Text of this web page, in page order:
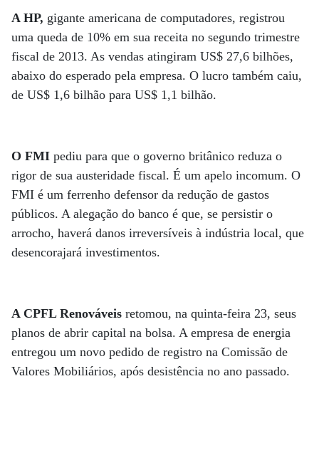
A HP, gigante americana de computadores, registrou
uma queda de 10% em sua receita no segundo trimestre
fiscal de 2013. As vendas atingiram US$ 27,6 bilhões,
abaixo do esperado pela empresa. O lucro também caiu,
de US$ 1,6 bilhão para US$ 1,1 bilhão.
O FMI pediu para que o governo britânico reduza o
rigor de sua austeridade fiscal. É um apelo incomum. O
FMI é um ferrenho defensor da redução de gastos
públicos. A alegação do banco é que, se persistir o
arrocho, haverá danos irreversíveis à indústria local, que
desencorajará investimentos.
A CPFL Renováveis retomou, na quinta-feira 23, seus
planos de abrir capital na bolsa. A empresa de energia
entregou um novo pedido de registro na Comissão de
Valores Mobiliários, após desistência no ano passado.